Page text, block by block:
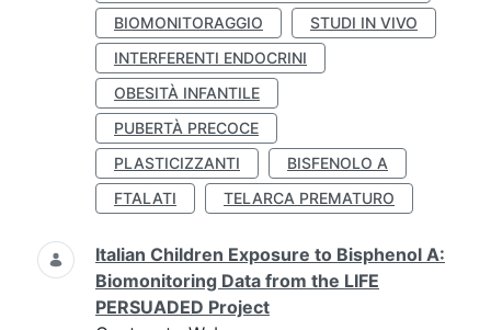
BIOMONITORAGGIO
STUDI IN VIVO
INTERFERENTI ENDOCRINI
OBESITÀ INFANTILE
PUBERTÀ PRECOCE
PLASTICIZZANTI
BISFENOLO A
FTALATI
TELARCA PREMATURO
Italian Children Exposure to Bisphenol A:
Biomonitoring Data from the LIFE
PERSUADED Project